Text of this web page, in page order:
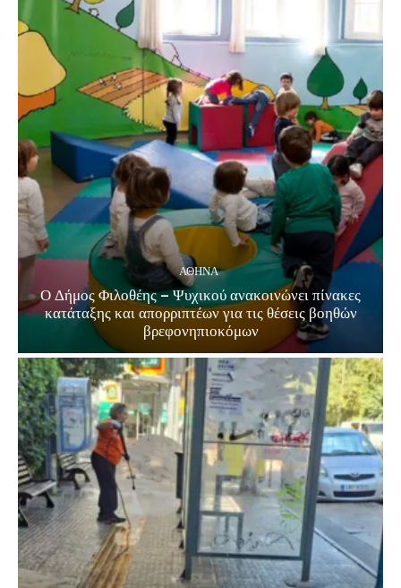
ΑΘΗΝΑ
Ο Δήμος Φιλοθέης – Ψυχικού ανακοινώνει πίνακες
κατάταξης και απορριπτέων για τις θέσεις βοηθών
βρεφονηπιοκόμων